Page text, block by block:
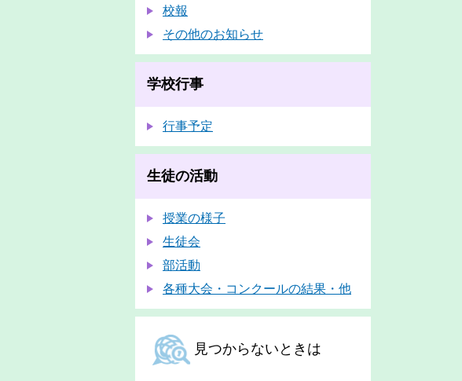
校報
その他のお知らせ
学校行事
行事予定
生徒の活動
授業の様子
生徒会
部活動
各種大会・コンクールの結果・他
見つからないときは